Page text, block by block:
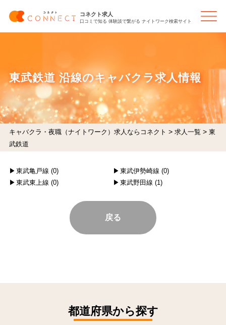
コネクト求人
口コミで知る 体験談で繋がる ナイトワーク検索サイト
東武鉄道 沿線のキャバクラ求人情報
キャバクラ・夜職（ナイトワーク）求人ならコネクト > 求人一覧 > 東
武鉄道
東武亀戸線 (0)
東武伊勢崎線 (0)
東武東上線 (0)
東武野田線 (1)
戻る
都道府県から探す